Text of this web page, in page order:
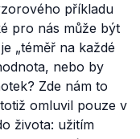
příkladu
pro nás může být
„téměř na každé
nebo by
Zde nám to
omluvil pouze v
života: užitím